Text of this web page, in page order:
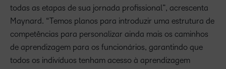
todas as etapas de sua jornada profissional”, acrescenta
Maynard. “Temos planos para introduzir uma estrutura de
competências para personalizar ainda mais os caminhos
de aprendizagem para os funcionários, garantindo que
todos os indivíduos tenham acesso à aprendizagem